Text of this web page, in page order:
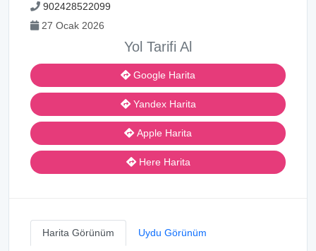
902428522099
27 Ocak 2026
Yol Tarifi Al
Google Harita
Yandex Harita
Apple Harita
Here Harita
Harita Görünüm Uydu Görünüm